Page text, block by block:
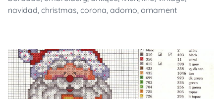
navidad, christmas, corona, adorno, ornament